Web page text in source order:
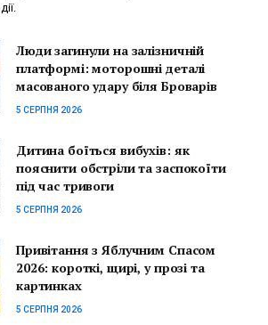
Люди загинули на залізничній
платформі: моторошні деталі
масованого удару біля Броварів
5 СЕРПНЯ 2026
Дитина боїться вибухів: як
пояснити обстріли та заспокоїти
під час тривоги
5 СЕРПНЯ 2026
Привітання з Яблучним Спасом
2026: короткі, щирі, у прозі та
картинках
5 СЕРПНЯ 2026